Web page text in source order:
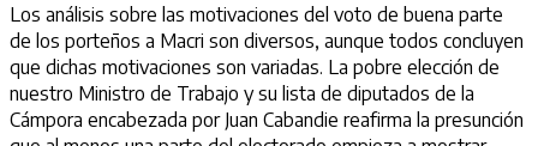
Los análisis sobre las motivaciones del voto de buena parte
de los porteños a Macri son diversos, aunque todos concluyen
que dichas motivaciones son variadas. La pobre elección de
nuestro Ministro de Trabajo y su lista de diputados de la
Cámpora encabezada por Juan Cabandie reafirma la presunción